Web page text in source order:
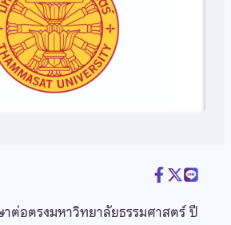
ต่อตรงมหาวิทยาลัยธรรมศาสตร์ ปี